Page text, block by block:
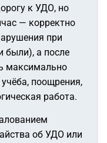
к УДО, но
— корректно
при
были), а после
максимально
поощрения,
работа.
об УДО или